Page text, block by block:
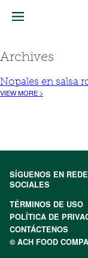
Archives
Nopales en salsa
VIEW MORE >
SÍGUENOS EN
SOCIALES
TÉRMINOS DE USO
POLÍTICA DE
CONTÁCTENOS
© ACH FOOD